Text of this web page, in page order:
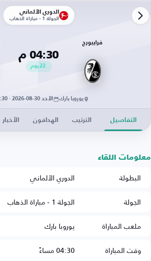
الدوري الألماني
الجولة 1 - مباراة الذهاب
فرايبورج
04:30 م
22يوم
يوروبا بارك الأحد 30-08-2026 · 04:30 م
التفاصيل الترتيب الهدافون الأخبار
معلومات اللقاء
البطولة
الدوري الألماني
الجولة
الجولة 1 - مباراة الذهاب
ملعب المباراة
يوروبا بارك
وقت المباراة
04:30 مساءً